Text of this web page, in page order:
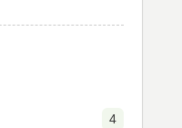
4